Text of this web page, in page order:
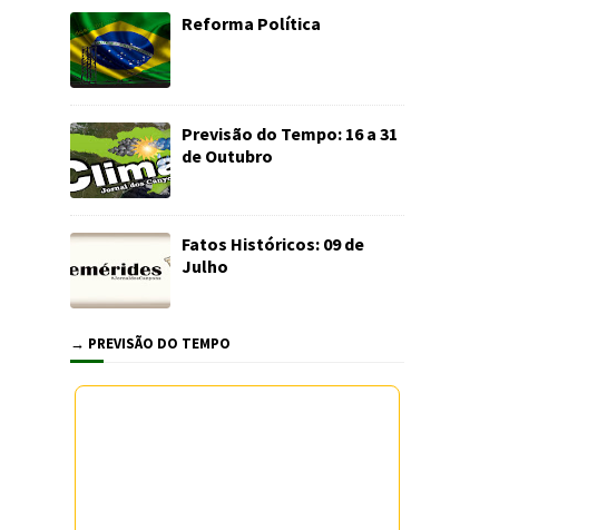
Reforma Política
Previsão do Tempo: 16 a 31
de Outubro
Fatos Históricos: 09 de
Julho
→ PREVISÃO DO TEMPO